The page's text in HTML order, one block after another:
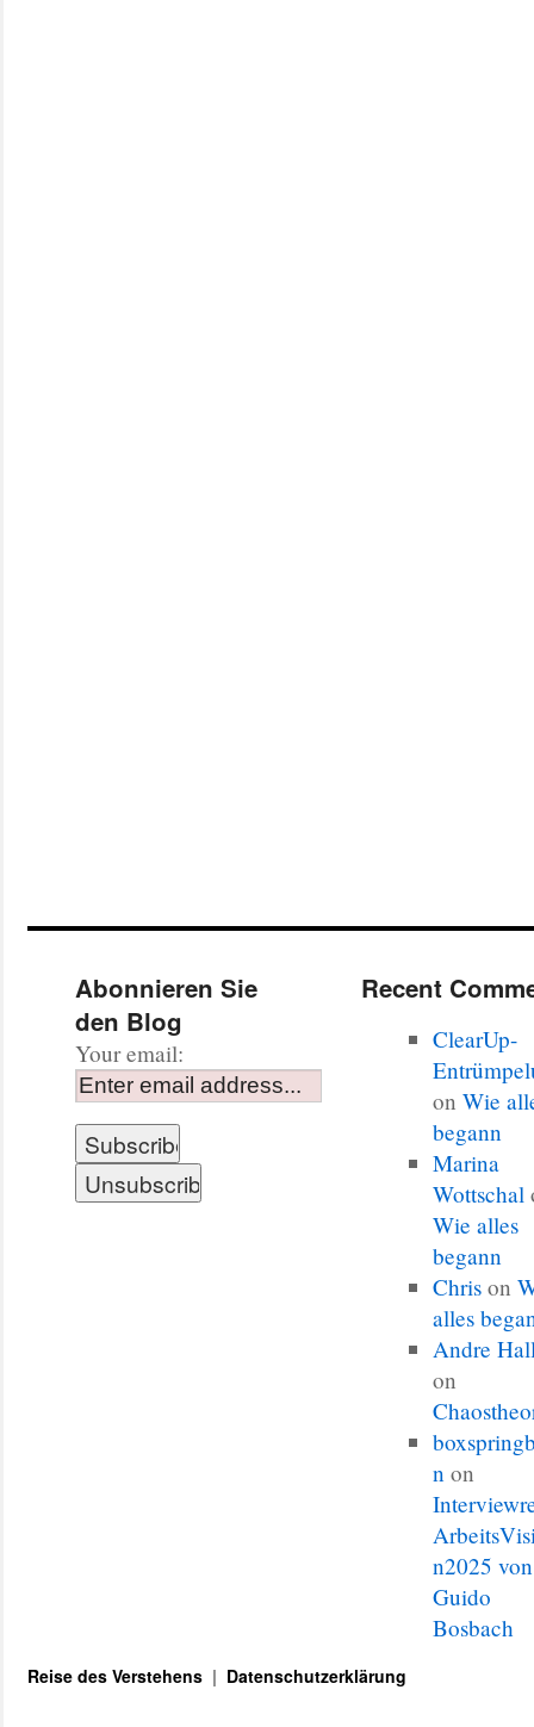
Abonnieren Sie
den Blog
Your email:
Recent
ClearUp-
onWie
begann
Marina
Wottschal
Wie alles
begann
Chris on
alles
Andre
on
n on
n2025 von
Guido
Bosbach
Reise des Verstehens Datenschutzerklärung